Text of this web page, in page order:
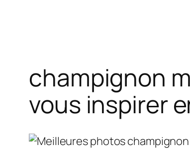
champignon
vous inspirer